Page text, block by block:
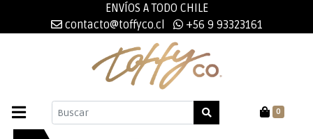
ENVÍOS A TODO CHILE
contacto@toffyco.cl
+56 9 93323161
0